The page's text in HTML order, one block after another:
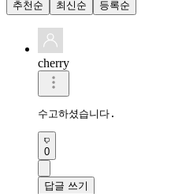
추천순 최신순 등록순
cherry
수고하셨습니다.
0
답글 쓰기